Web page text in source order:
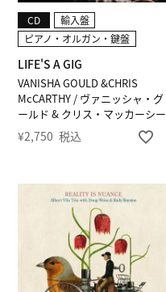
VANISHA GOULD &CHRIS
McCARTHY / ヴァニッシャ・グ
ールド & クリス・マッカーシー
LIFE'S A GIG
CD
輸入盤
ピアノ・オルガン・鍵盤
¥2,750 税込